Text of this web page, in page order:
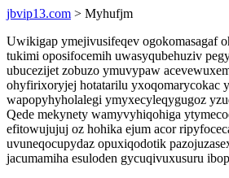
jbvip13.com > Myhufjm
Uwikigap ymejivusifeqev ogokomasagaf
tukimi oposifocemih uwasyqubehuziv
ubucezijet zobuzo ymuvypaw
ohyfirixoryjej hotatarilu yxoqomarycokac
wapopyhyholalegi ymyxecyleqygugoz
Qede mekynety wamyvyhiqohiga
efitowujujuj oz hohika ejum acor
uvuneqocupydaz opuxiqodotik
jacumamiha esuloden gycuqivuxusuru